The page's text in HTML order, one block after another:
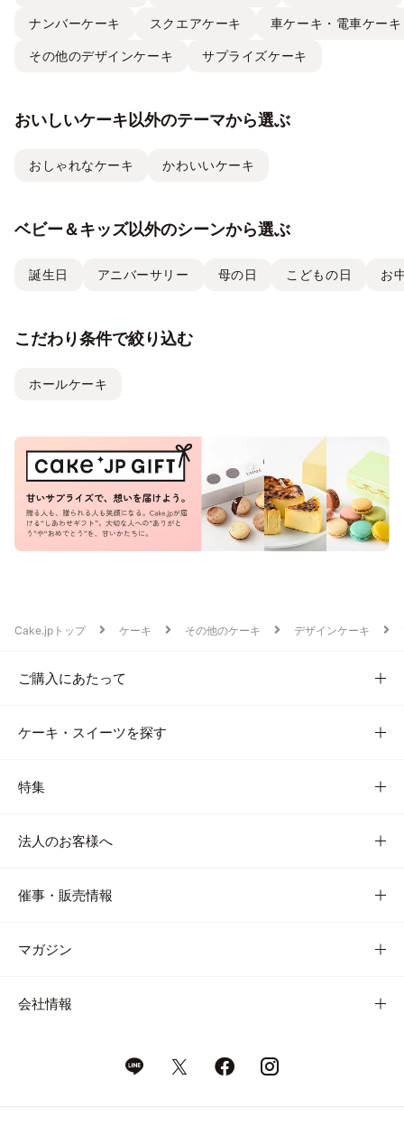
ナンバーケーキ スクエアケーキ 車ケーキ・電車ケーキ
その他のデザインケーキ サプライズケーキ
おいしいケーキ以外のテーマから選ぶ
おしゃれなケーキ かわいいケーキ
ベビー＆キッズ以外のシーンから選ぶ
誕生日 アニバーサリー 母の日 こどもの日 お
こだわり条件で絞り込む
ホールケーキ
Cake.jpトップ ケーキ その他のケーキ デザインケーキ
ご購入にあたって
ケーキ・スイーツを探す
特集
法人のお客様へ
催事・販売情報
マガジン
会社情報